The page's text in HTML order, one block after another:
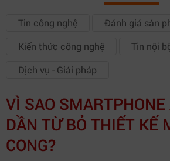
Tin công nghệ
Đánh giá sản
Kiến thức công nghệ
Tin nội
Dịch vụ - Giải pháp
VÌ SAO SMARTPHONE
DẦN TỪ BỎ THIẾT KẾ
CONG?